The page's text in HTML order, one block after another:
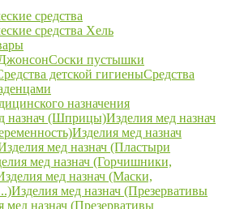
средства
средства Хель
Соски пустышки
детской гигиеныСредства
назначения
назнач (Шприцы)Изделия мед назнач
Изделия мед назнач
мед назнач (Пластыри
мед назнач (Горчишники,
мед назнач (Маски,
Изделия мед назнач (Презервативы
мед назнач (Презервативы